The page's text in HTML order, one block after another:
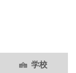
学校